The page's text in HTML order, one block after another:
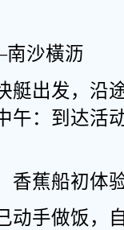
南沙橫沥
艇出发，沿
午：到达活
香蕉船初体
动手做饭，